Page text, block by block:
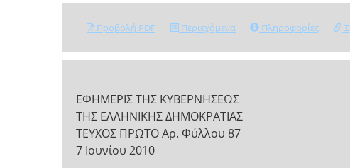
Προβολή PDF Περιεχόμενα Πληροφορίες
ΕΦΗΜΕΡΙΣ ΤΗΣ ΚΥΒΕΡΝΗΣΕΩΣ
ΤΗΣ ΕΛΛΗΝΙΚΗΣ ΔΗΜΟΚΡΑΤΙΑΣ
ΤΕΥΧΟΣ ΠΡΩΤΟ Αρ. Φύλλου 87
7 Ιουνίου 2010